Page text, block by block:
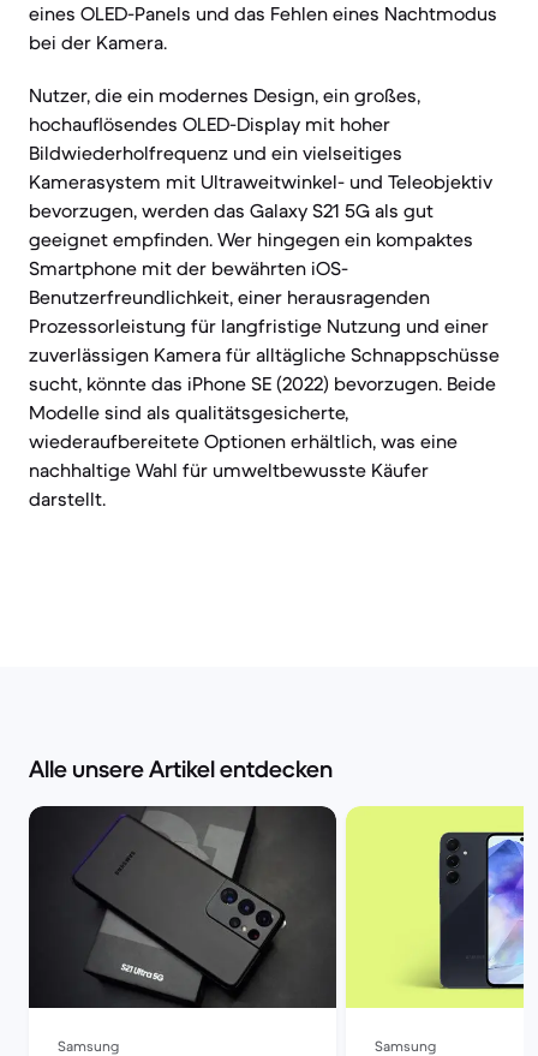
eines OLED-Panels und das Fehlen eines Nachtmodus
bei der Kamera.
Nutzer, die ein modernes Design, ein großes,
hochauflösendes OLED-Display mit hoher
Bildwiederholfrequenz und ein vielseitiges
Kamerasystem mit Ultraweitwinkel- und Teleobjektiv
bevorzugen, werden das Galaxy S21 5G als gut
geeignet empfinden. Wer hingegen ein kompaktes
Smartphone mit der bewährten iOS-
Benutzerfreundlichkeit, einer herausragenden
Prozessorleistung für langfristige Nutzung und einer
zuverlässigen Kamera für alltägliche Schnappschüsse
sucht, könnte das iPhone SE (2022) bevorzugen. Beide
Modelle sind als qualitätsgesicherte,
wiederaufbereitete Optionen erhältlich, was eine
nachhaltige Wahl für umweltbewusste Käufer
darstellt.
Alle unsere Artikel entdecken
Samsung Samsung